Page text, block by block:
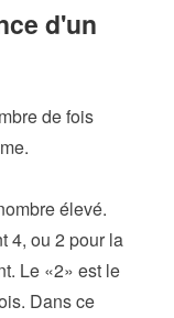
d'un
de fois
élevé.
4, ou 2 pour la
Le «2» est le
Dans ce